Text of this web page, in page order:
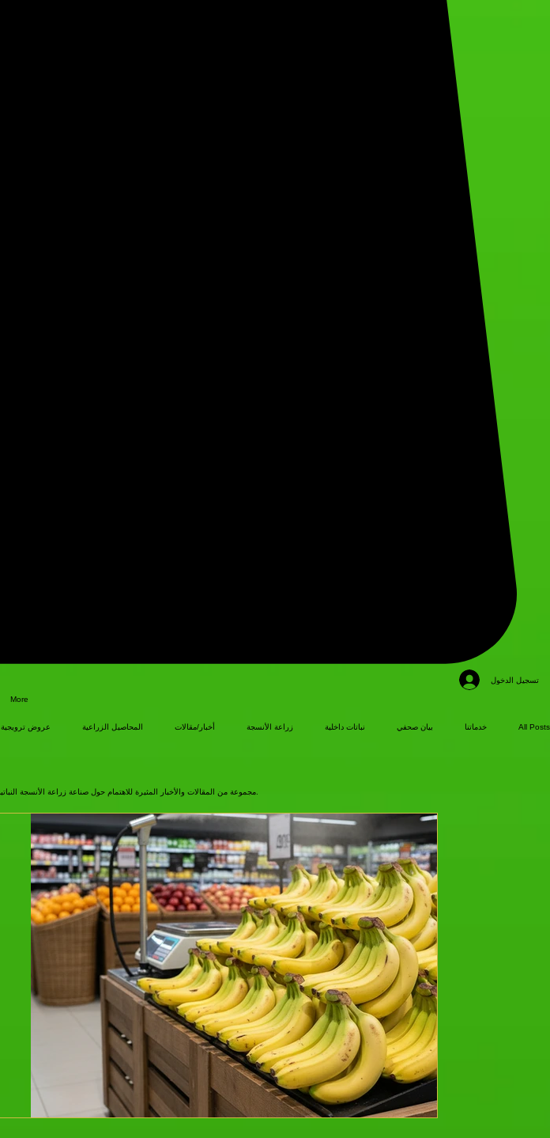
تسجيل الدخول
More
All Posts خدماتنا بيان صحفي نباتات داخلية زراعة الأنسجة أخبار/مقالات المحاصيل الزراعية عروض ترويجية
مجموعة من المقالات والأخبار المثيرة للاهتمام حول صناعة زراعة الأنسجة النباتية. اقرأ معلومات متعمقة ونصائح للعناية وآخر التطورات في التكنولوجيا الحيوية النباتية.
"الموز جراند نين": نظرة معمقة على ملك
سوق الموز العالمي ومستقبله على
مفترق طرق في تايلاند
مقدمة: الموز الذي تعرفه، ولكن لا تعرف أصله عندما تلتقط موزة صفراء
شاحبة من على رف السوبر ماركت، قد لا تدرك أبدًا أن هذه الفاكهة
المألوفة...
Thai Tissue Admin
3 سبتمبر 2025
9 دقيقة قراءة